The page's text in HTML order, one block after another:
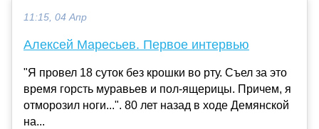
11:15, 04 Апр
Алексей Маресьев. Первое интервью
"Я провел 18 суток без крошки во рту. Съел за это
время горсть муравьев и пол-ящерицы. Причем, я
отморозил ноги...". 80 лет назад в ходе Демянской
на...